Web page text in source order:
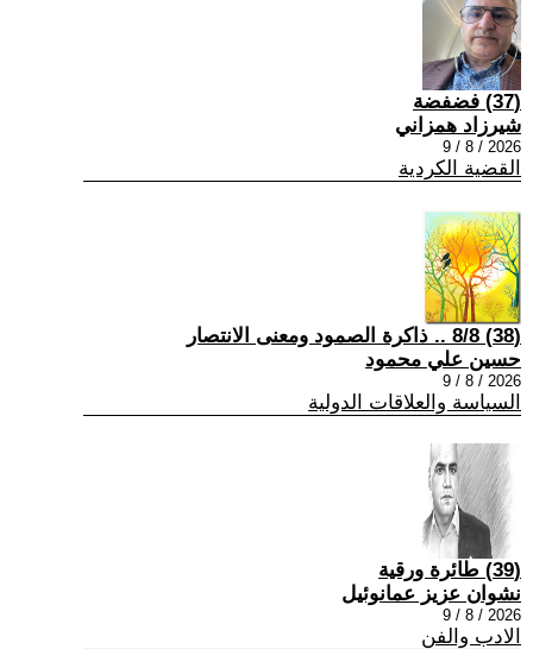
(37) فضفضة
شيرزاد همزاني
2026 / 8 / 9
القضية الكردية
(38) 8/8 .. ذاكرة الصمود ومعنى الانتصار
حسين علي محمود
2026 / 8 / 9
السياسة والعلاقات الدولية
(39) طائرة ورقية
نشوان عزيز عمانوئيل
2026 / 8 / 9
الادب والفن